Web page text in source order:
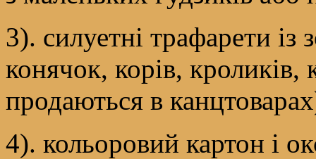
3). силуетні трафарети
конячок, корів,
продаються в
4). кольоровий картон і